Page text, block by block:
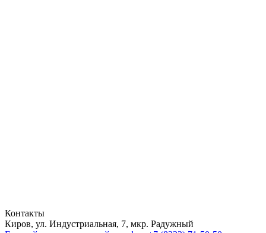
Контакты
Киров, ул. Индустриальная, 7, мкр. Радужный